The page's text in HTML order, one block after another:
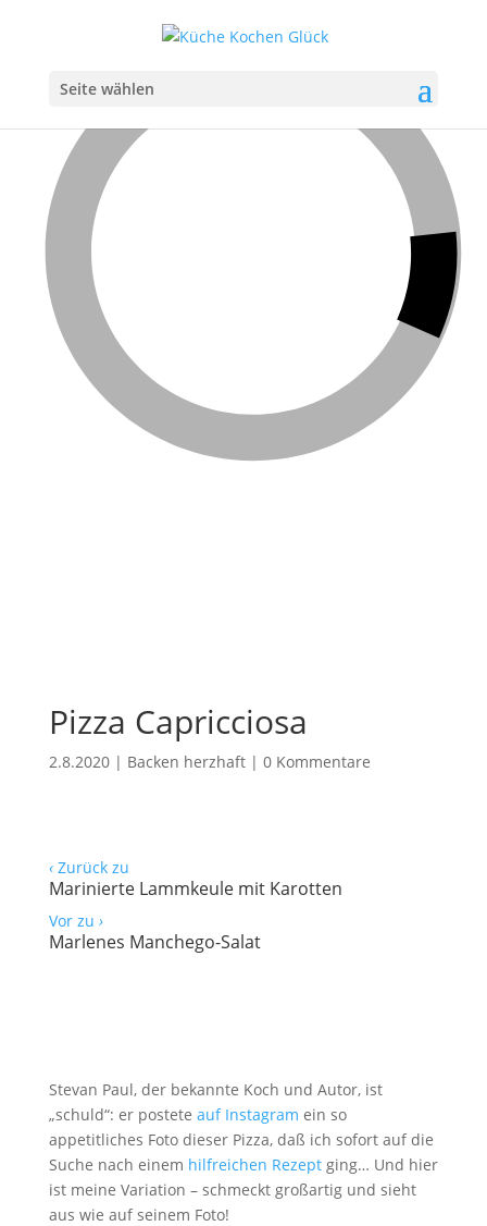
Seite wählen
Pizza Capricciosa
2.8.2020| Backen herzhaft| 0 Kommentare
‹Zurück zu
Marinierte Lammkeule mit Karotten
Vor zu ›
Marlenes Manchego-Salat
Stevan Paul, der bekannte Koch und Autor, ist
„schuld“: er postete auf Instagram ein so
appetitliches Foto dieser Pizza, daß ich sofort auf die
Suche nach einem hilfreichen Rezeptging… Und hier
ist meine Variation – schmeckt großartig und sieht
aus wie auf seinem Foto!